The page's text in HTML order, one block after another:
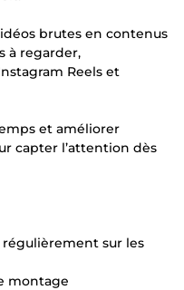
brutes en contenus
à regarder,
Reels et
et améliorer
capter l’attention dès
régulièrement sur les
montage